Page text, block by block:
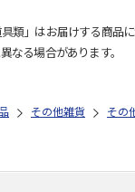
」はお届けする商品に
なる場合があります。
その他雑貨 その